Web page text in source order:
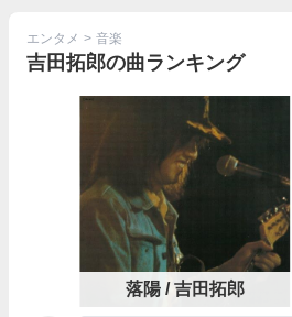
エンタメ > 音楽
吉田拓郎の曲ランキング
落陽 / 吉田拓郎